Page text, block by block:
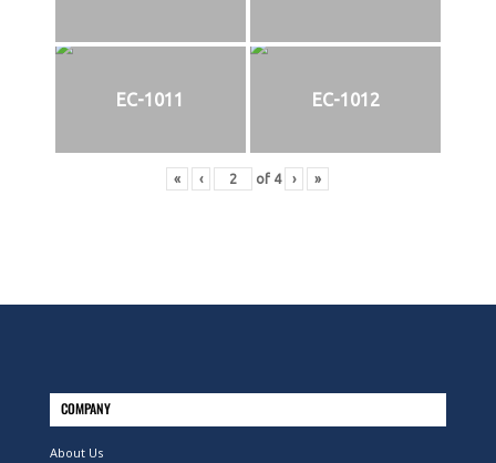
EC-1011 EC-1012
« ‹ of 4 › »
COMPANY
About Us